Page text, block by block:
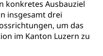
konkretes Ausbauziel
insgesamt drei
um das
im Kanton Luzern zu
Luzern)
AHV/IV
(WAS Luzern)
Behinderung,
Sport